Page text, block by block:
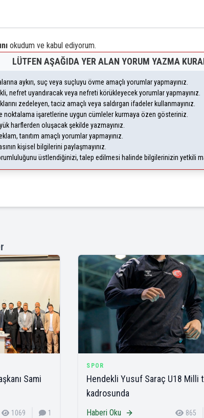
okudum ve kabul ediyorum.
LÜTFEN AŞAĞIDA YER ALAN YORUM YAZMA
aykırı, suç veya suçluyu övme amaçlı yorumlar yapmayınız.
nefret uyandıracak veya nefreti körükleyecek yorumlar yapmayınız.
zedeleyen, taciz amaçlı veya saldırgan ifadeler kullanmayınız.
noktalama işaretlerine uygun cümleler kurmaya özen gösteriniz.
harflerden oluşacak şekilde yazmayınız.
tanıtım amaçlı yorumlar yapmayınız.
kişisel bilgilerini paylaşmayınız.
üstlendiğinizi, talep edilmesi halinde bilgilerinizin yetkili
Sami
1069 1
SPOR
Hendekli Yusuf Saraç U18 Milli
kadrosunda
Haberi Oku 865